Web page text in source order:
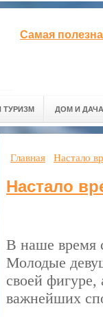
Самая
ТУРИЗМ ДОМ И ДАЧА
Главная Настало
Настало
В наше время
Молодые
своей
важнейших